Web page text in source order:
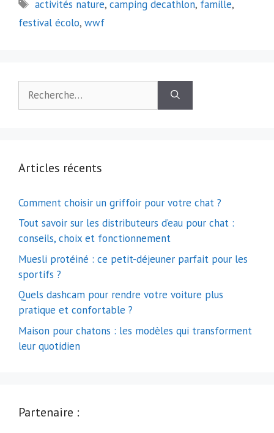
activités nature,camping decathlon, famille,
festival écolo, wwf
Articles récents
Comment choisir un griffoir pour votre chat ?
Tout savoir sur les distributeurs d’eau pour chat :
conseils, choix et fonctionnement
Muesli protéiné : ce petit-déjeuner parfait pour les
sportifs ?
Quels dashcam pour rendre votre voiture plus
pratique et confortable ?
Maison pour chatons : les modèles qui transforment
leur quotidien
Partenaire :